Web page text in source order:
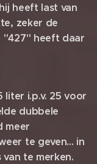
heeft last van
zeker de
"427" heeft daar
i.p.v. 25 voor
dubbele
meer
te geven... in
te merken.